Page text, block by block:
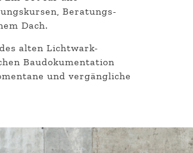
Beratungs-
Dach.
alten Lichtwark-
Baudokumentation
und vergängliche